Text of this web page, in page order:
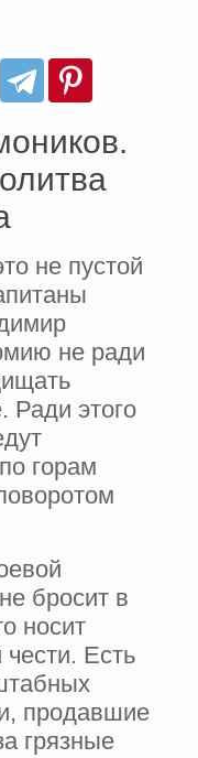
не пустой
не ради
Ради этого
горам
бросит в
носит
Есть
продавшие
грязные